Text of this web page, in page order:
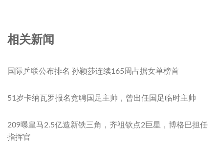
相关新闻
国际乒联公布排名 孙颖莎连续165周占据女单榜首
51岁卡纳瓦罗报名竞聘国足主帅，曾出任国足临时主帅
209曝皇马2.5亿造新铁三角，齐祖钦点2巨星，博格巴担任
指挥官